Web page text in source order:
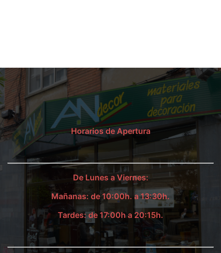
Horarios de Apertura
De Lunes a Viernes:
Mañanas: de 10:00h. a13:30h.
Tardes: de 17:00h a 20:15h.